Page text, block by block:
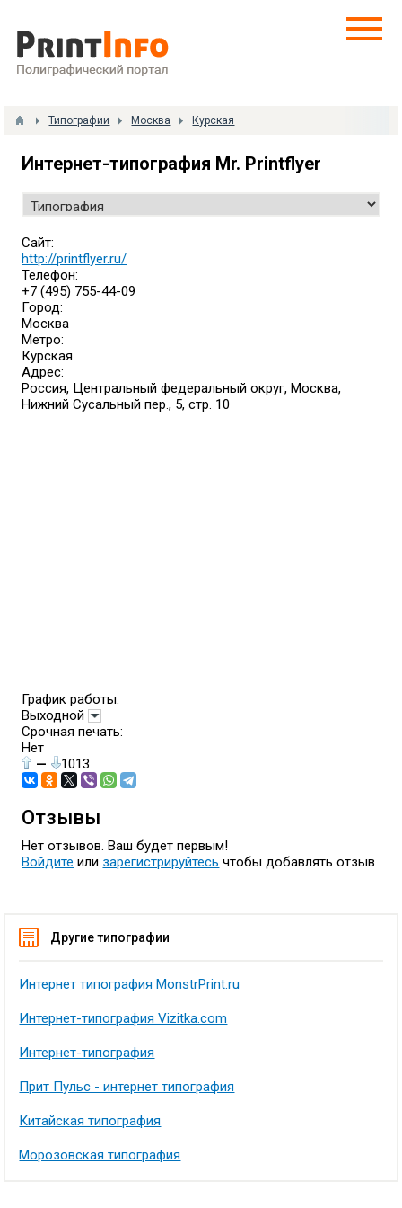
Типографии Москва Курская
Интернет-типография Mr. Printflyer
Сайт:
http://printflyer.ru/
Телефон:
+7 (495) 755-44-09
Город:
Москва
Метро:
Курская
Адрес:
Россия, Центральный федеральный округ, Москва,
Нижний Сусальный пер., 5, стр. 10
График работы:
Выходной
Срочная печать:
Нет
—
1013
Отзывы
Нет отзывов. Ваш будет первым!
Войдите или зарегистрируйтесь чтобы добавлять отзыв
Другие типографии
Интернет типография MonstrPrint.ru
Интернет-типография Vizitka.com
Интернет-типография
Прит Пульс - интернет типография
Китайская типография
Морозовская типография